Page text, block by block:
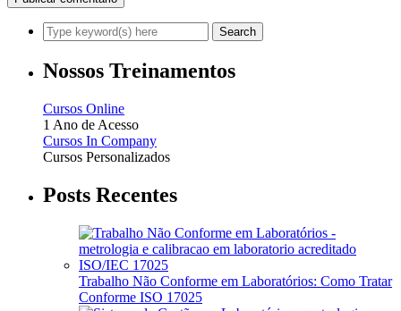
Nossos Treinamentos
Cursos Online
1 Ano de Acesso
Cursos In Company
Cursos Personalizados
Posts Recentes
Trabalho Não Conforme em Laboratórios: Como Tratar
Conforme ISO 17025